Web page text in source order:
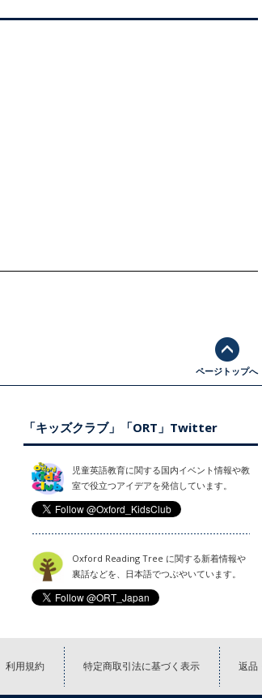
ページトップへ
「キッズクラブ」「ORT」Twitter
児童英語教育に関する国内イベント情報や教
室で役立つアイデアを発信しています。
Oxford Reading Tree に関する新着情報や
裏話などを、日本語でつぶやいています。
利用規約 特定商取引法に基づく表示 返品